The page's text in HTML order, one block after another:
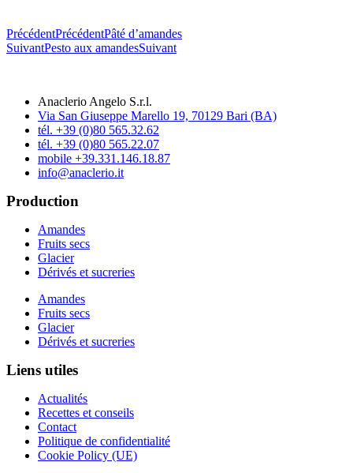
PrécédentPrécédentPâté d’amandes
SuivantPesto aux amandesSuivant
Anaclerio Angelo S.r.l.
Via San Giuseppe Marello 19, 70129 Bari (BA)
tél. +39 (0)80 565.32.62
tél. +39 (0)80 565.22.07
mobile +39.331.146.18.87
info@anaclerio.it
Production
Amandes
Fruits secs
Glacier
Dérivés et sucreries
Amandes
Fruits secs
Glacier
Dérivés et sucreries
Liens utiles
Actualités
Recettes et conseils
Contact
Politique de confidentialité
Cookie Policy (UE)